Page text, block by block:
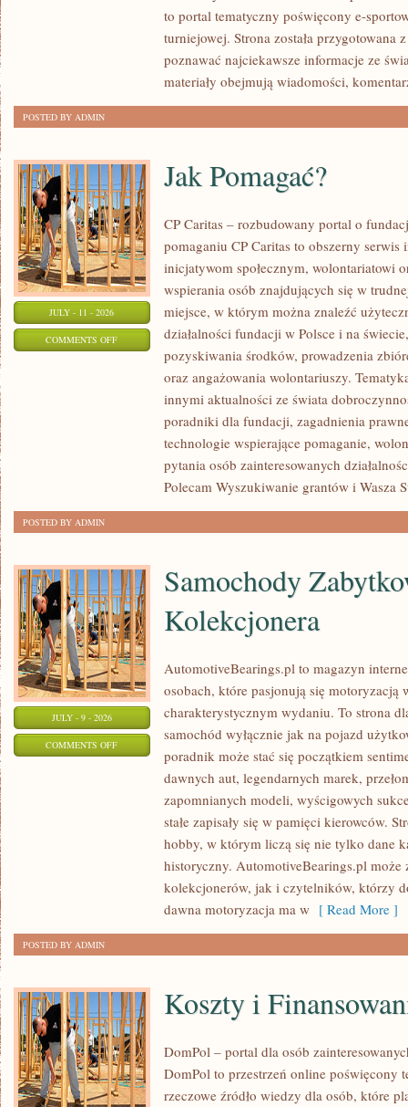
to portal tematyczny poświęcony e-
turniejowej. Strona została przygotowana
poznawać najciekawsze informacje ze
materiały obejmują wiadomości,
POSTED BY ADMIN
JULY - 11 - 2026
COMMENTS OFFON
POMAGAĆ?
Jak Pomagać?
CP Caritas – rozbudowany portal o
pomaganiu CP Caritas to obszerny
inicjatywom społecznym, wolontariatowi
wspierania osób znajdujących się w
miejsce, w którym można znaleźć
działalności fundacji w Polsce i na
pozyskiwania środków, prowadzenia
oraz angażowania wolontariuszy.
innymi aktualności ze świata
poradniki dla fundacji, zagadnienia
technologie wspierające pomaganie,
pytania osób zainteresowanych
Polecam Wyszukiwanie grantów i Wasza
POSTED BY ADMIN
JULY - 9 - 2026
COMMENTS OFFON
SAMOCHODY
Samochody
Kolekcjonera
AutomotiveBearings.pl to magazyn
osobach, które pasjonują się motoryzacją
charakterystycznym wydaniu. To strona
samochód wyłącznie jak na pojazd
poradnik może stać się początkiem
dawnych aut, legendarnych marek,
zapomnianych modeli, wyścigowych
stałe zapisały się w pamięci kierowców.
hobby, w którym liczą się nie tylko dane
historyczny. AutomotiveBearings.pl może
kolekcjonerów, jak i czytelników, którzy
dawna motoryzacja ma w [ Read More ]
POSTED BY ADMIN
Koszty i
DomPol – portal dla osób
DomPol to przestrzeń online poświęcony
rzeczowe źródło wiedzy dla osób, które